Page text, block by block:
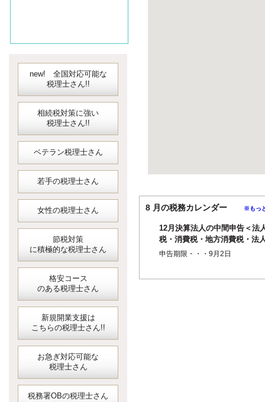
new! 全国対応可能な
税理士さん!!
相続税対策に強い
税理士さん!!
ベテラン税理士さん
若手の税理士さん
女性の税理士さん
節税対策
に積極的な税理士さん
格安コース
のある税理士さん
新規開業支援は
こちらの税理士さん!!
お急ぎ対応可能な
税理士さん
税務署OBの税理士さん
8 月の税務カレンダー ※もっ
12月決算法人の中間申告＜法
税・消費税・地方消費税・法
事業税・法人住民税＞（半期
申告期限・・・9月2日